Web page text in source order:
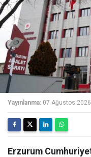
Yayınlanma: 07 Ağustos
Erzurum